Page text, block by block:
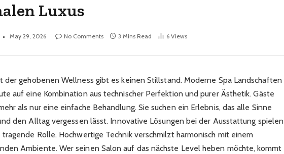
Luxus
May 29, 2026 No Comments 3 Mins Read 6 Views
der gehobenen Wellness gibt es keinen Stillstand. Moderne Spa Landschaften
auf eine Kombination aus technischer Perfektion und purer Ästhetik. Gäste
als nur eine einfache Behandlung. Sie suchen ein Erlebnis, das alle Sinne
den Alltag vergessen lässt. Innovative Lösungen bei der Ausstattung spielen
Rolle. Hochwertige Technik verschmilzt harmonisch mit einem
Ambiente. Wer seinen Salon auf das nächste Level heben möchte, kommt